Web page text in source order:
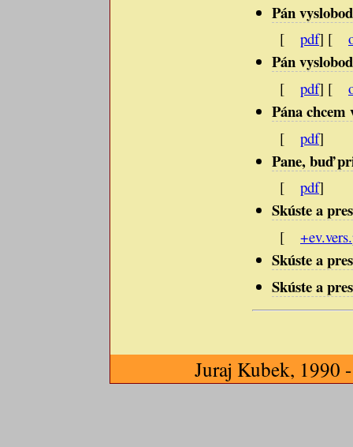
Pán
[ pdf] [
Pán
[ pdf] [
Pána chcem
[ pdf]
Pane, buď
[ pdf]
Skúste a
[
Skúste a
Skúste a
Juraj Kubek, 1990